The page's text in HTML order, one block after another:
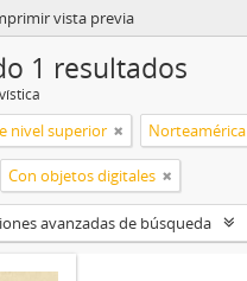
vista previa
1 resultados
nivel superior Norteamérica
Con objetos digitales
avanzadas de búsqueda